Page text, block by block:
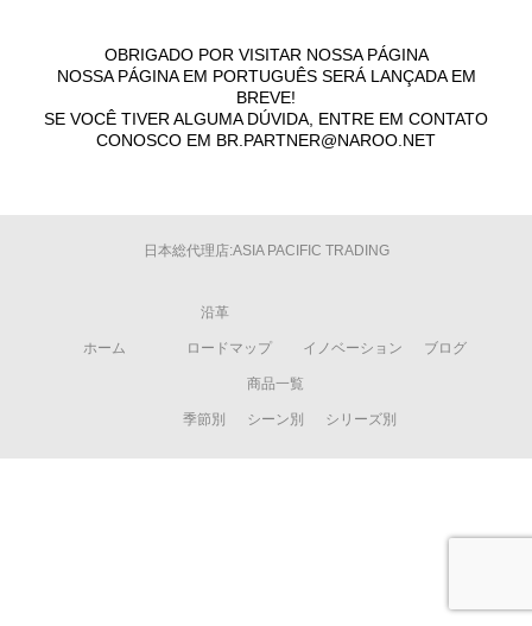
OBRIGADO POR VISITAR NOSSA PÁGINA
NOSSA PÁGINA EM PORTUGUÊS SERÁ LANÇADA EM
BREVE!
SE VOCÊ TIVER ALGUMA DÚVIDA, ENTRE EM CONTATO
CONOSCO EM BR.PARTNER@NAROO.NET
日本総代理店:ASIA PACIFIC TRADING
ホーム
沿革
ロードマップ イノベーション ブログ
商品一覧
季節別 シーン別 シリーズ別